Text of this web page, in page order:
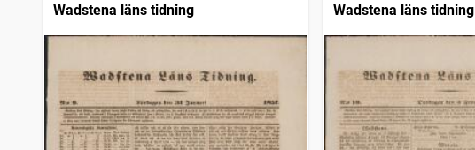
Wadstena läns tidning
Wadstena läns tidning